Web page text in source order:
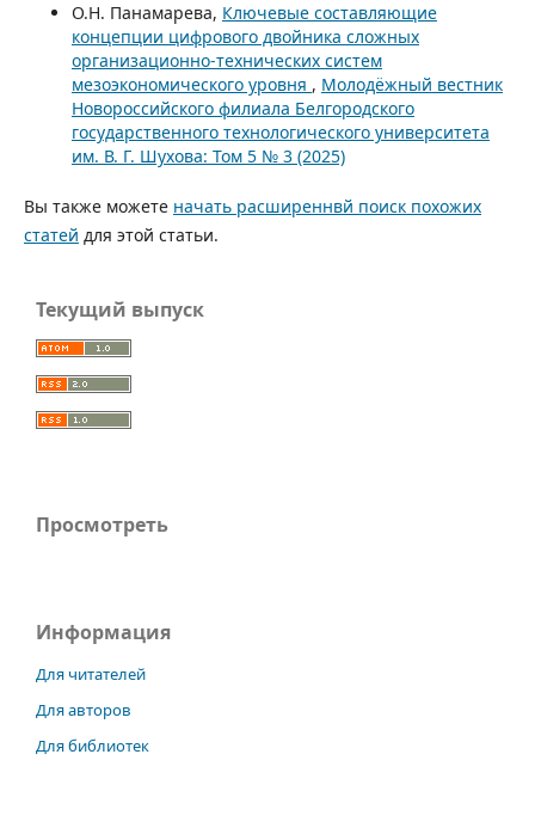
О.Н. Панамарева, Ключевые составляющие
концепции цифрового двойника сложных
организационно-технических систем
мезоэкономического уровня , Молодёжный вестник
Новороссийского филиала Белгородского
государственного технологического университета
им. В. Г. Шухова: Том 5 № 3 (2025)
Вы также можете начать расширеннвй поиск похожих
статей для этой статьи.
Текущий выпуск
Просмотреть
Информация
Для читателей
Для авторов
Для библиотек